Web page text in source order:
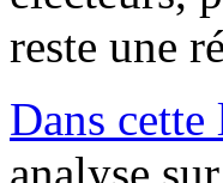
reste une
Dans cette